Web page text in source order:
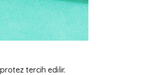
tercih edilir.